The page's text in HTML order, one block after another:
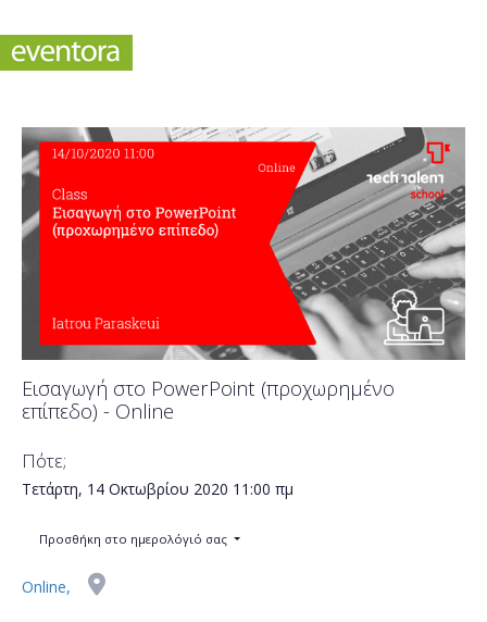
Eισαγωγή στο PowerPoint (προχωρημένο
επίπεδο) - Online
Πότε;
Τετάρτη, 14 Οκτωβρίου 2020 11:00 πμ
Προσθήκη στο ημερολόγιό σας
Online,